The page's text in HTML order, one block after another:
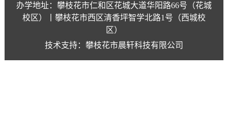
办学地址：攀枝花市仁和区花城大道华阳路66号（花城
校区）丨攀枝花市西区清香坪智学北路1号（西城校
区）
技术支持：攀枝花市晨轩科技有限公司